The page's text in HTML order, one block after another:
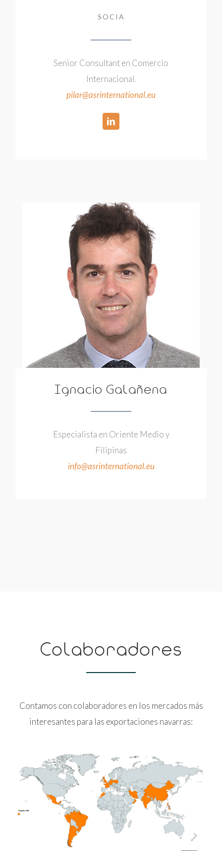
SOCIA
Senior Consultant en Comercio
Internacional.
pilar@asrinternational.eu
Ignacio Galañena
Especialista en Oriente Medio y
Filipinas
info@asrinternational.eu
Colaboradores
Contamos con colaboradores en los mercados más
interesantes para las exportaciones navarras: